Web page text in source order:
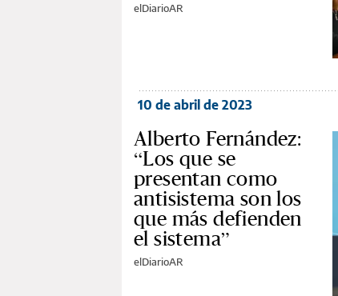
elDiarioAR
10 de abril de 2023
Alberto Fernández:
“Los que se
presentan como
antisistema son los
que más defienden
el sistema”
elDiarioAR